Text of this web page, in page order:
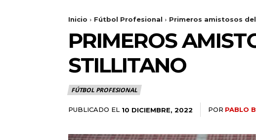
Inicio Fútbol Profesional Primeros amistosos
PRIMEROS
STILLITANO
FÚTBOL PROFESIONAL
PUBLICADO EL 10 DICIEMBRE, 2022 POR PABLO